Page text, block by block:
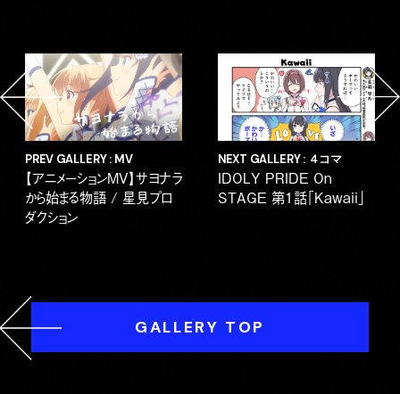
PREV GALLERY : MV
【アニメーションMV】サヨナラ
から始まる物語 / 星見プロ
ダクション
NEXT GALLERY : ４コマ
IDOLY PRIDE On
STAGE 第1話｢Kawaii｣
GALLERY TOP